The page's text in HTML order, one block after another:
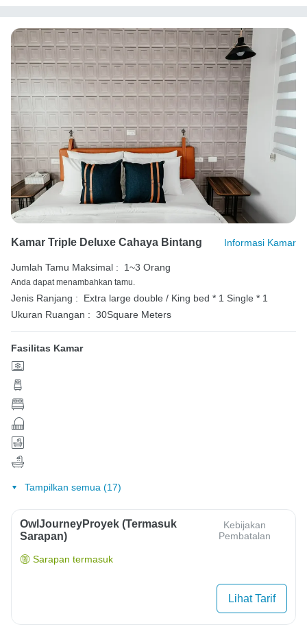
Kamar Triple Deluxe Cahaya Bintang Informasi Kamar
Jumlah Tamu Maksimal : 1~3 Orang
Anda dapat menambahkan tamu.
Jenis Ranjang : Extra large double / King bed * 1 Single * 1
Ukuran Ruangan : 30Square Meters
Fasilitas Kamar
Tampilkan semua (17)
OwlJourneyProyek (Termasuk
Sarapan)
Kebijakan
Pembatalan
Sarapan termasuk
Lihat Tarif